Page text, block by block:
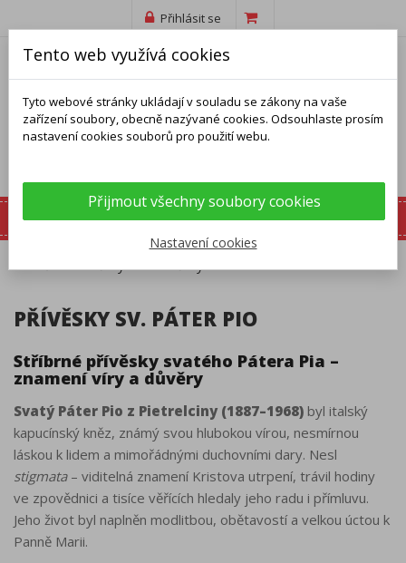
Přihlásit se
Domů Přívěsky Přívěsky sv. Páter Pio
PŘÍVĚSKY SV. PÁTER PIO
Stříbrné přívěsky svatého Pátera Pia –
znamení víry a důvěry
Svatý Páter Pio z Pietrelciny (1887–1968) byl italský
kapucínský kněz, známý svou hlubokou vírou, nesmírnou
láskou k lidem a mimořádnými duchovními dary. Nesl
stigmata– viditelná znamení Kristova utrpení, trávil hodiny
ve zpovědnici a tisíce věřících hledaly jeho radu i přímluvu.
Jeho život byl naplněn modlitbou, obětavostí a velkou úctou k
Panně Marii.
Tento web využívá cookies
Tyto webové stránky ukládají v souladu se zákony na vaše
zařízení soubory, obecně nazývané cookies. Odsouhlaste prosím
nastavení cookies souborů pro použití webu.
Přijmout všechny soubory cookies
Nastavení cookies